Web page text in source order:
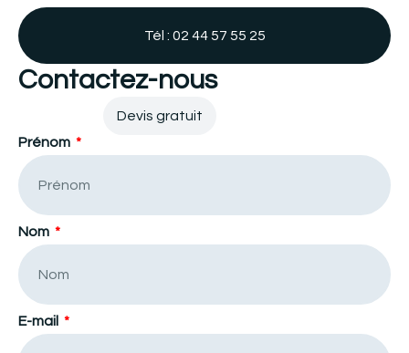
Contactez-nous
Tél : 02 44 57 55 25
Devis gratuit
Prénom
Nom
E-mail